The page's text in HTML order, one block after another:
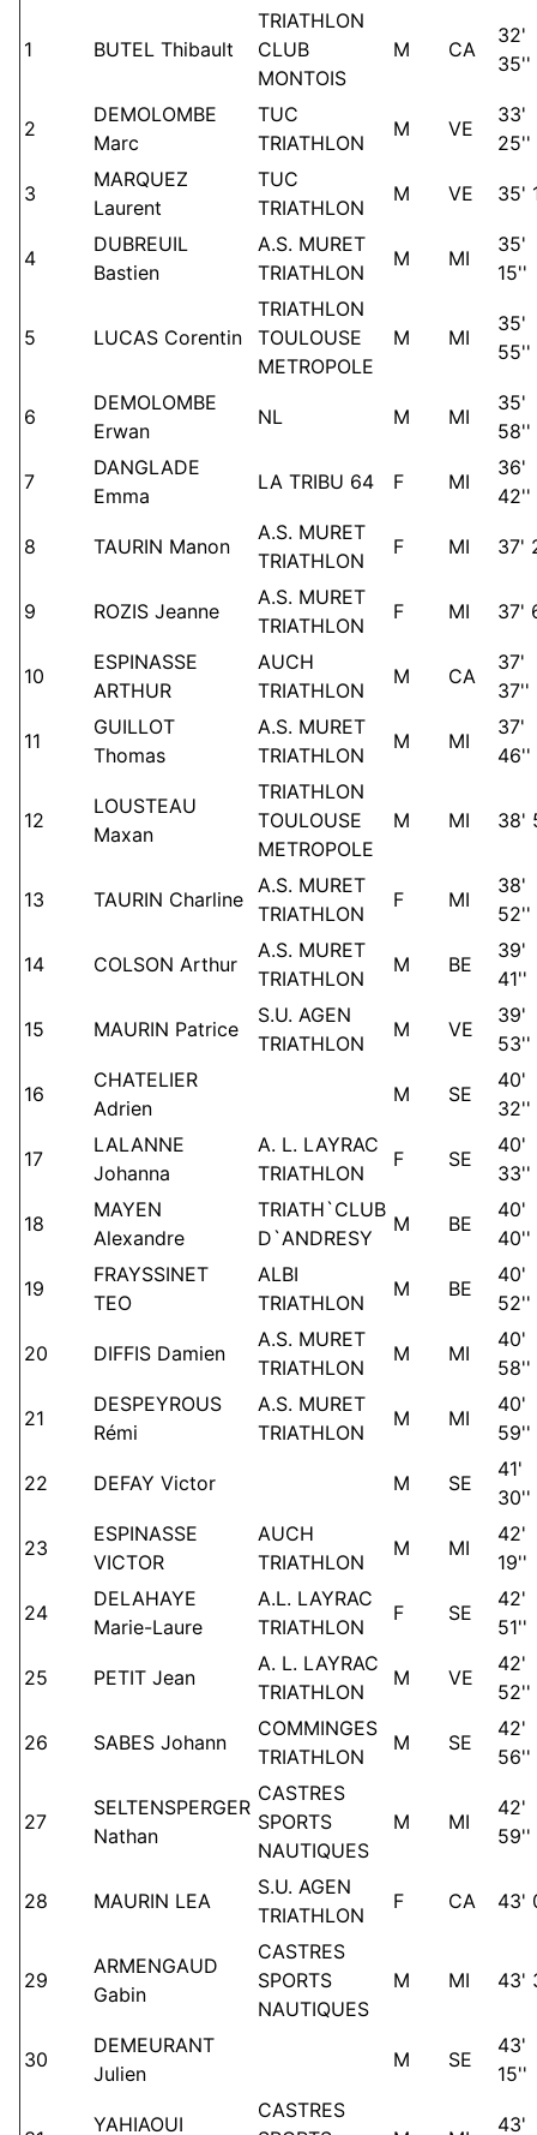
1 BUTEL Thibault
TRIATHLON
CLUB
MONTOIS
M CA
32'
35''
2
DEMOLOMBE
Marc
TUC
TRIATHLON
M VE
33'
25''
3
MARQUEZ
Laurent
TUC
TRIATHLON
M VE 35'
4
DUBREUIL
Bastien
A.S. MURET
TRIATHLON
M MI
35'
15''
5 LUCAS Corentin
TRIATHLON
TOULOUSE
METROPOLE
M MI
35'
55''
6
DEMOLOMBE
Erwan
NL M MI
35'
58''
7
DANGLADE
Emma
LA TRIBU 64 F MI
36'
42''
8 TAURIN Manon
A.S. MURET
TRIATHLON
F MI 37'
9 ROZIS Jeanne
A.S. MURET
TRIATHLON
F MI 37'
10
ESPINASSE
ARTHUR
AUCH
TRIATHLON
M CA
37'
37''
11
GUILLOT
Thomas
A.S. MURET
TRIATHLON
M MI
37'
46''
12
LOUSTEAU
Maxan
TRIATHLON
TOULOUSE
METROPOLE
M MI 38'
13 TAURIN Charline
A.S. MURET
TRIATHLON
F MI
38'
52''
14 COLSON Arthur
A.S. MURET
TRIATHLON
M BE
39'
41''
15 MAURIN Patrice
S.U. AGEN
TRIATHLON
M VE
39'
53''
16
CHATELIER
Adrien
M SE
40'
32''
17
LALANNE
Johanna
A. L. LAYRAC
TRIATHLON
F SE
40'
33''
18
MAYEN
Alexandre
TRIATH`CLUB
D`ANDRESY
M BE
40'
40''
19
FRAYSSINET
TEO
ALBI
TRIATHLON
M BE
40'
52''
20 DIFFIS Damien
A.S. MURET
TRIATHLON
M MI
40'
58''
21
DESPEYROUS
Rémi
A.S. MURET
TRIATHLON
M MI
40'
59''
22 DEFAY Victor M SE
41'
30''
23
ESPINASSE
VICTOR
AUCH
TRIATHLON
M MI
42'
19''
24
DELAHAYE
Marie-Laure
A.L. LAYRAC
TRIATHLON
F SE
42'
51''
25 PETIT Jean
A. L. LAYRAC
TRIATHLON
M VE
42'
52''
26 SABES Johann
COMMINGES
TRIATHLON
M SE
42'
56''
27
SELTENSPERGER
Nathan
CASTRES
SPORTS
NAUTIQUES
M MI
42'
59''
28 MAURIN LEA
S.U. AGEN
TRIATHLON
F CA 43'
29
ARMENGAUD
Gabin
CASTRES
SPORTS
NAUTIQUES
M MI 43'
30
DEMEURANT
Julien
M SE
43'
15''
YAHIAOUI
CASTRES
43'